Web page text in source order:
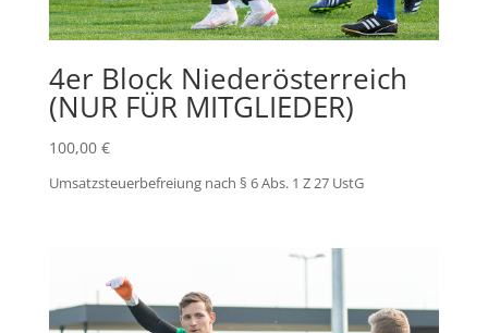
4er Block Niederösterreich
(NUR FÜR MITGLIEDER)
100,00 €
Umsatzsteuerbefreiung nach § 6 Abs. 1 Z 27 UstG